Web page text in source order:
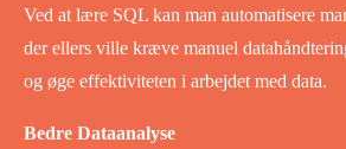
Ved at lære SQL kan man automatisere
der ellers ville kræve manuel
og øge effektiviteten i arbejdet med data.
Bedre Dataanalyse